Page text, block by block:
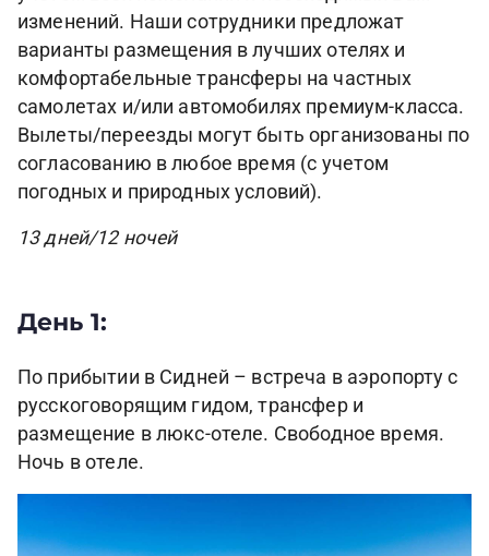
изменений. Наши сотрудники предложат
варианты размещения в лучших отелях и
комфортабельные трансферы на частных
самолетах и/или автомобилях премиум-класса.
Вылеты/переезды могут быть организованы по
согласованию в любое время (с учетом
погодных и природных условий).
13 дней/12 ночей
День 1:
По прибытии в Сидней – встреча в аэропорту с
русскоговорящим гидом, трансфер и
размещение в люкс-отеле. Свободное время.
Ночь в отеле.